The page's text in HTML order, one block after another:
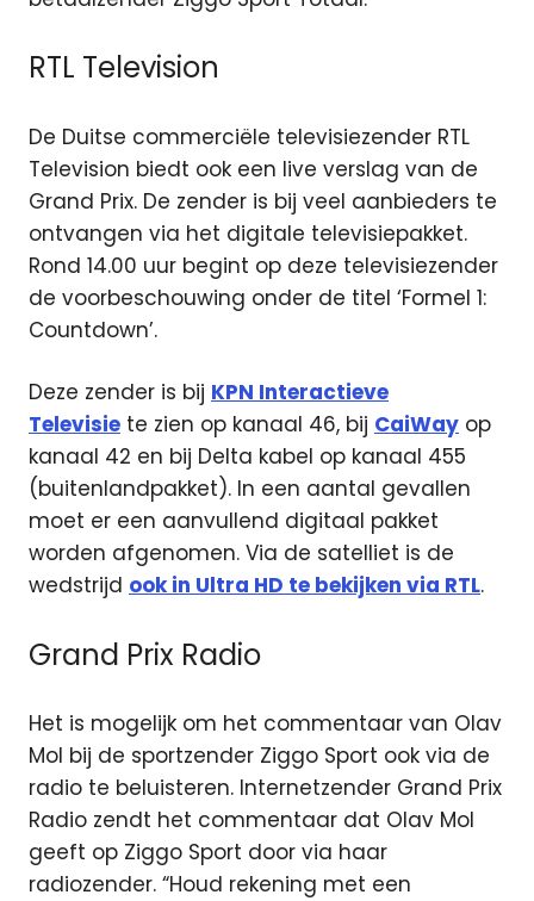
RTL Television
De Duitse commerciële televisiezender RTL
Television biedt ook een live verslag van de
Grand Prix. De zender is bij veel aanbieders te
ontvangen via het digitale televisiepakket.
Rond 14.00 uur begint op deze televisiezender
de voorbeschouwing onder de titel ‘Formel 1:
Countdown’.
Deze zender is bij KPN Interactieve
Televisie te zien op kanaal 46, bij CaiWay op
kanaal 42 en bij Delta kabel op kanaal 455
(buitenlandpakket). In een aantal gevallen
moet er een aanvullend digitaal pakket
worden afgenomen. Via de satelliet is de
wedstrijd ook in Ultra HD te bekijken via RTL.
Grand Prix Radio
Het is mogelijk om het commentaar van Olav
Mol bij de sportzender Ziggo Sport ook via de
radio te beluisteren. Internetzender Grand Prix
Radio zendt het commentaar dat Olav Mol
geeft op Ziggo Sport door via haar
radiozender. “Houd rekening met een